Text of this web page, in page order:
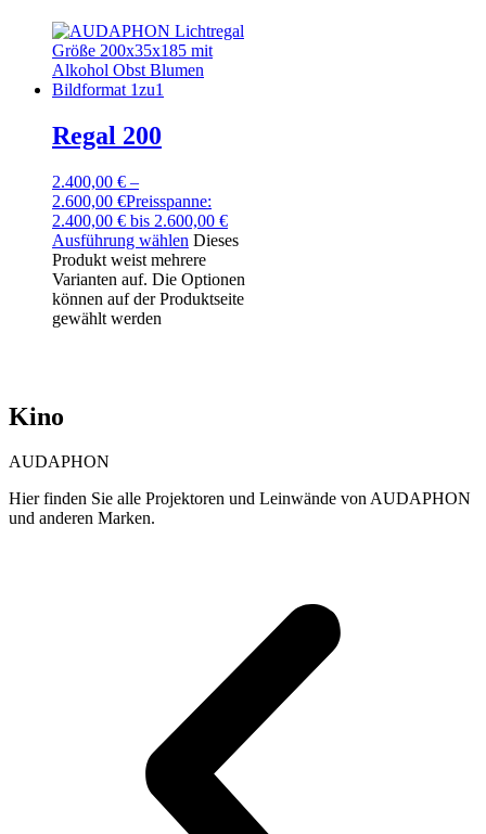
Regal 200
2.400,00 € –
2.600,00 €Preisspanne:
2.400,00 € bis 2.600,00 €
Ausführung wählen Dieses
Produkt weist mehrere
Varianten auf. Die Optionen
können auf der Produktseite
gewählt werden
Kino
AUDAPHON
Hier finden Sie alle Projektoren und Leinwände von AUDAPHON
und anderen Marken.